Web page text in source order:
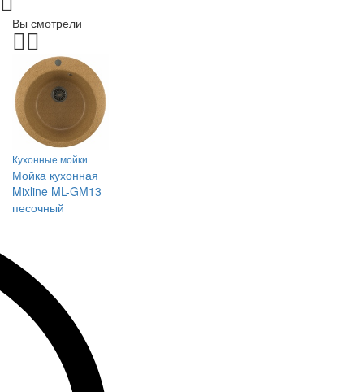
Вы смотрели
Кухонные мойки
Мойка кухонная
Mixline ML-GM13
песочный